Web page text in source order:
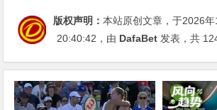
版权声明：本站原创文章，于2026年
20:40:42 ，由 DafaBet 发表，共